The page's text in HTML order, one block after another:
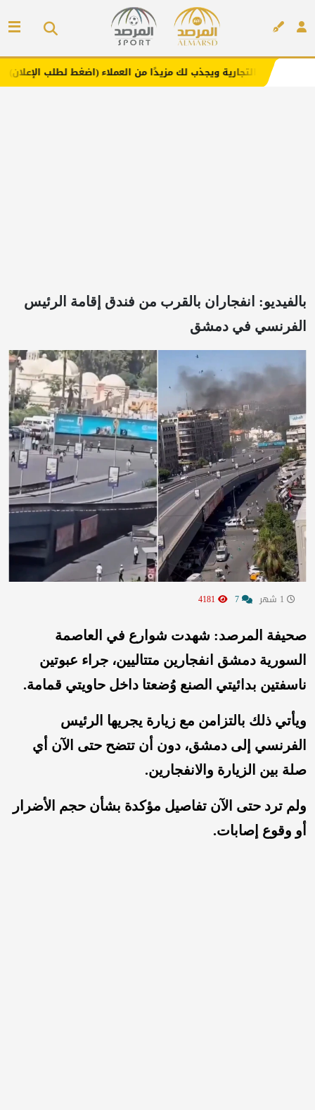
ويجذب لك مزيدًا من العملاء (اضغط لطلب الإعلان)
بالفيديو: انفجاران بالقرب من فندق إقامة الرئيس
الفرنسي في دمشق
صحيفة المرصد: شهدت شوارع في العاصمة
السورية دمشق انفجارين متتاليين، جراء عبوتين
ناسفتين بدائيتي الصنع وُضعتا داخل حاويتي قمامة.
ويأتي ذلك بالتزامن مع زيارة يجريها الرئيس
الفرنسي إلى دمشق، دون أن تتضح حتى الآن أي
صلة بين الزيارة والانفجارين.
ولم ترد حتى الآن تفاصيل مؤكدة بشأن حجم الأضرار
أو وقوع إصابات.